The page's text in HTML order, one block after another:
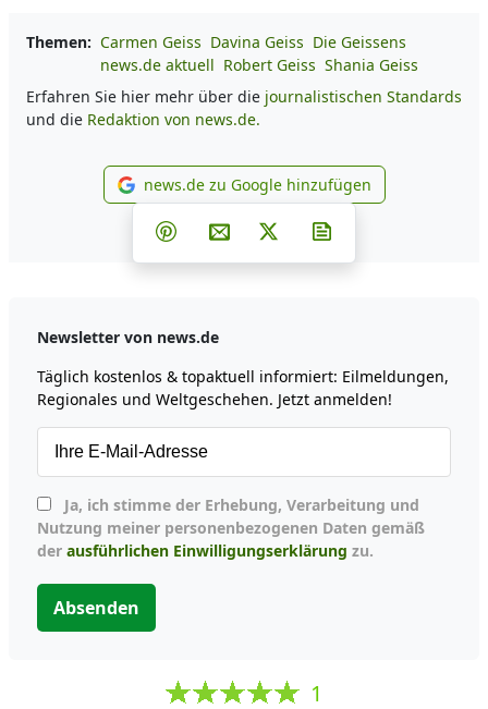
Themen: Carmen Geiss Davina Geiss Die Geissens
news.de aktuell Robert Geiss Shania Geiss
Erfahren Sie hier mehr über die journalistischen Standards
und die Redaktion von news.de.
news.de zu Google
news.de zu Google hinzufügen
Teilen auf Facebook
Teilen auf Whatsapp
Teilen auf Telegram
Teilen auf Pinterest
Per E-Mail teilen
Post auf X
Newsletter von news.de
Täglich kostenlos & topaktuell informiert: Eilmeldungen,
Regionales und Weltgeschehen. Jetzt anmelden!
Nutzung meiner personenbezogenen Daten gemäß
der ausführlichen Einwilligungserklärung zu.
Absenden
1